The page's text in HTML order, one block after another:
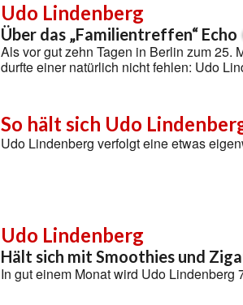
Udo Lindenberg
Über das „Familientreffen“ Echo
Als vor gut zehn Tagen in Berlin zum 25.
durfte einer natürlich nicht fehlen: Udo
So hält sich Udo
Udo Lindenberg verfolgt eine etwas
Udo Lindenberg
Hält sich mit Smoothies und
In gut einem Monat wird Udo